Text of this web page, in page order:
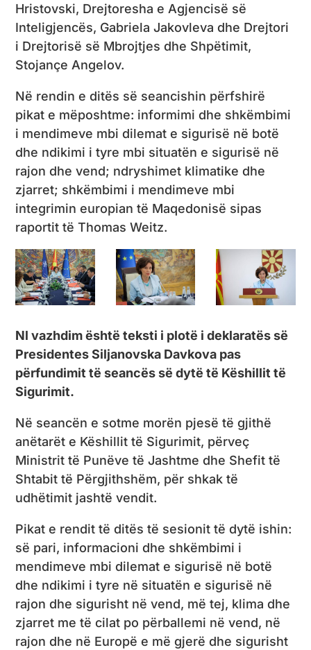
Hristovski, Drejtoresha e Agjencisë së
Inteligjencës, Gabriela Jakovleva dhe Drejtori
i Drejtorisë së Mbrojtjes dhe Shpëtimit,
Stojançe Angelov.
Në rendin e ditës së seancishin përfshirë
pikat e mëposhtme: informimi dhe shkëmbimi
i mendimeve mbi dilemat e sigurisë në botë
dhe ndikimi i tyre mbi situatën e sigurisë në
rajon dhe vend; ndryshimet klimatike dhe
zjarret; shkëmbimi i mendimeve mbi
integrimin europian të Maqedonisë sipas
raportit të Thomas Weitz.
Nl vazhdim është teksti i plotë i deklaratës së
Presidentes Siljanovska Davkova pas
përfundimit të seancës së dytë të Këshillit të
Sigurimit.
Në seancën e sotme morën pjesë të gjithë
anëtarët e Këshillit të Sigurimit, përveç
Ministrit të Punëve të Jashtme dhe Shefit të
Shtabit të Përgjithshëm, për shkak të
udhëtimit jashtë vendit.
Pikat e rendit të ditës të sesionit të dytë ishin:
së pari, informacioni dhe shkëmbimi i
mendimeve mbi dilemat e sigurisë në botë
dhe ndikimi i tyre në situatën e sigurisë në
rajon dhe sigurisht në vend, më tej, klima dhe
zjarret me të cilat po përballemi në vend, në
rajon dhe në Europë e më gjerë dhe sigurisht